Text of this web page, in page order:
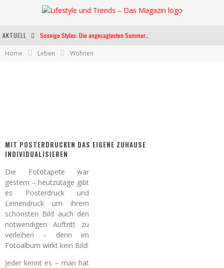
AKTUELL
Home Leben Wohnen
MIT POSTERDRUCKEN DAS EIGENE ZUHAUSE
INDIVIDUALISIEREN
Die Fototapete war
gestern – heutzutage gibt
es Posterdruck und
Leinendruck um ihrem
schönsten Bild auch den
notwendigen Auftritt zu
verleihen – denn im
Fotoalbum wirkt kein Bild!
Jeder kennt es – man hat